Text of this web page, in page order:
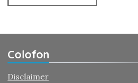
Colofon
Disclaimer